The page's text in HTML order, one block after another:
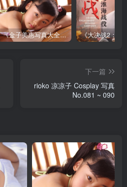
《金子美惠写真大全》第一卷
下一篇
rioko 凉凉子 Cosplay 写真
No.081 ~ 090